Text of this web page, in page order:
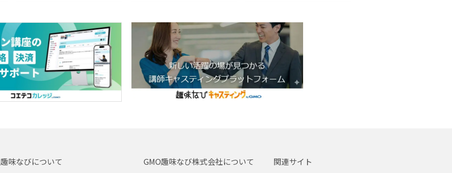
趣味なびについて GMO趣味なび株式会社について 関連サイト